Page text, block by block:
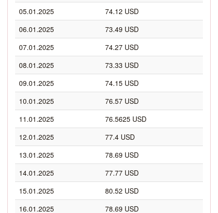
05.01.2025
74.12 USD
06.01.2025
73.49 USD
07.01.2025
74.27 USD
08.01.2025
73.33 USD
09.01.2025
74.15 USD
10.01.2025
76.57 USD
11.01.2025
76.5625 USD
12.01.2025
77.4 USD
13.01.2025
78.69 USD
14.01.2025
77.77 USD
15.01.2025
80.52 USD
16.01.2025
78.69 USD